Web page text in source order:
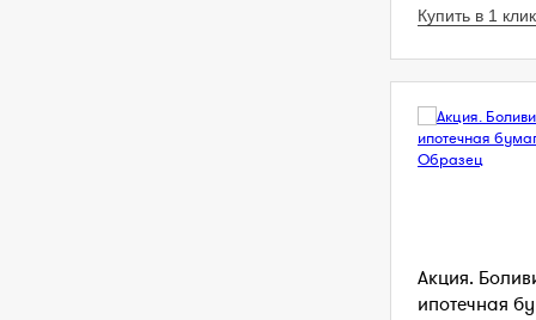
Купить в 1 клик
Акция.
ипотечная